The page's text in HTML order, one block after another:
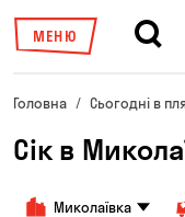
МЕНЮ
Головна Сьогодні в
Сік в
Миколаївка